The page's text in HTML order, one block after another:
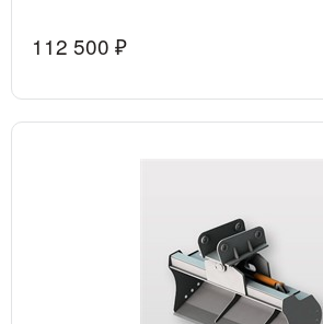
112 500 ₽